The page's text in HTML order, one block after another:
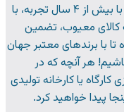
ما در کالا صنعت با عنوان فروشگاه اینترنتی با بیش از ۴ سال تجربه، با
معیوب، تضمین
با برندهای معتبر جهان
هر آنچه که در
یا کارخانه تولیدی
پیدا خواهید کرد.